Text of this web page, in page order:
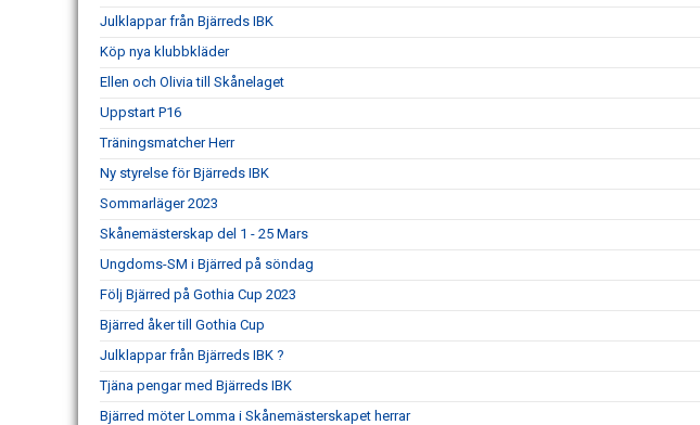
Julklappar från Bjärreds IBK
Köp nya klubbkläder
Ellen och Olivia till Skånelaget
Uppstart P16
Träningsmatcher Herr
Ny styrelse för Bjärreds IBK
Sommarläger 2023
Skånemästerskap del 1 - 25 Mars
Ungdoms-SM i Bjärred på söndag
Följ Bjärred på Gothia Cup 2023
Bjärred åker till Gothia Cup
Julklappar från Bjärreds IBK ?
Tjäna pengar med Bjärreds IBK
Bjärred möter Lomma i Skånemästerskapet herrar